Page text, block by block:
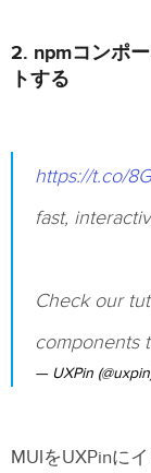
2. npmコンポ
トする
https://t.co/
fast,
Check our
components
— UXPin
MUIをUXPinに